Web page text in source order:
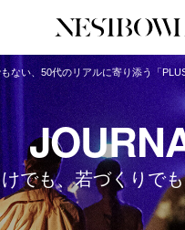
ー
ション
イベント
コラボ募集
コラボ募集
コラボ実績
ない、50代のリアルに寄り添う「
も、若づくりで